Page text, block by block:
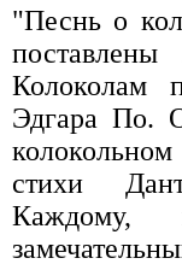
"Песнь о
Колоколам
Эдгара По.
стихи
Каждому,